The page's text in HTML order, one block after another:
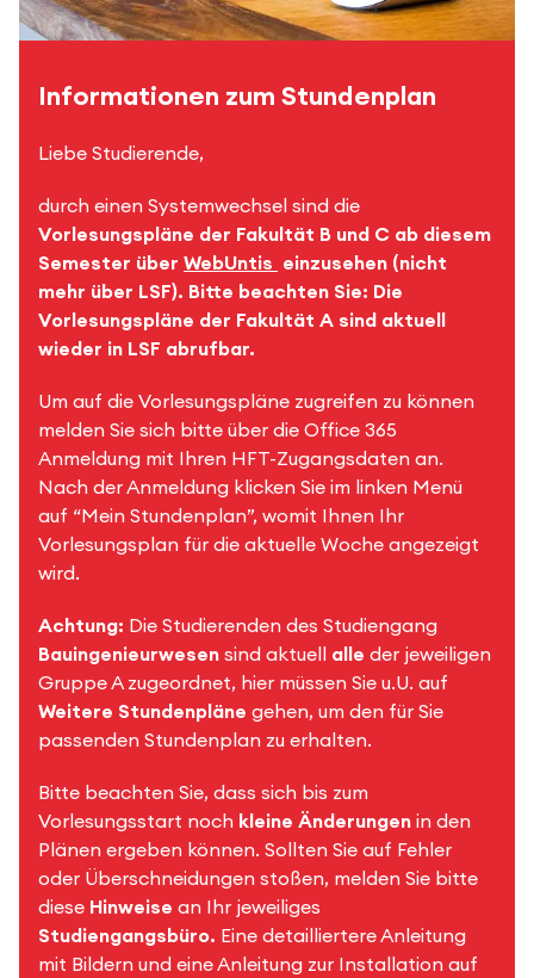
Informationen zum Stundenplan
Liebe Studierende,
durch einen Systemwechsel sind die
Vorlesungspläne der Fakultät B und C ab diesem
Semester über WebUntis einzusehen (nicht
mehr über LSF). Bitte beachten Sie: Die
Vorlesungspläne der Fakultät A sind aktuell
wieder in LSF abrufbar.
Um auf die Vorlesungspläne zugreifen zu können
melden Sie sich bitte über die Office 365
Anmeldung mit Ihren HFT-Zugangsdaten an.
Nach der Anmeldung klicken Sie im linken Menü
auf “Mein Stundenplan”, womit Ihnen Ihr
Vorlesungsplan für die aktuelle Woche angezeigt
wird.
Achtung: Die Studierenden des Studiengang
Bauingenieurwesen sind aktuell alle der jeweiligen
Gruppe A zugeordnet, hier müssen Sie u.U. auf
Weitere Stundenpläne gehen, um den für Sie
passenden Stundenplan zu erhalten.
Bitte beachten Sie, dass sich bis zum
Vorlesungsstart noch kleine Änderungen in den
Plänen ergeben können. Sollten Sie auf Fehler
oder Überschneidungen stoßen, melden Sie bitte
diese Hinweise an Ihr jeweiliges
Studiengangsbüro. Eine detailliertere Anleitung
mit Bildern und eine Anleitung zur Installation auf